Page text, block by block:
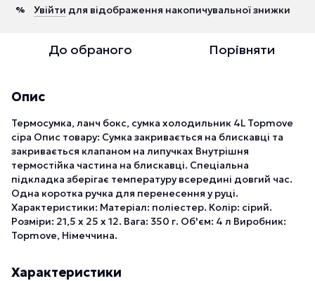
% Увійти для відображення накопичувальної знижки
До обраного Порівняти
Опис
Термосумка, ланч бокс, сумка холодильник 4L Topmove
сіра Опис товару: Сумка закривається на блискавці та
закривається клапаном на липучках Внутрішня
термостійка частина на блискавці. Спеціальна
підкладка зберігає температуру всередині довгий час.
Одна коротка ручка для перенесення у руці.
Характеристики: Матеріал: поліестер. Колір: сірий.
Розміри: 21,5 х 25 х 12. Вага: 350 г. Об'єм: 4 л Виробник:
Topmove, Німеччина.
Характеристики